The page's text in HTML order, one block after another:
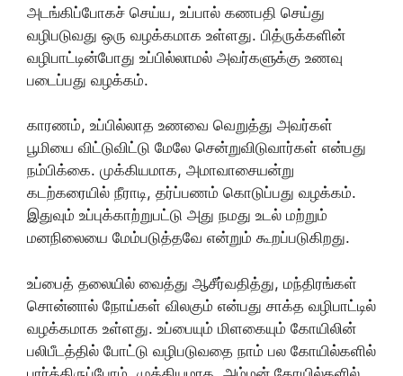
அடங்கிப்போகச் செய்ய, உப்பால் கணபதி செய்து
வழிபடுவது ஒரு வழக்கமாக உள்ளது. பித்ருக்களின்
வழிபாட்டின்போது உப்பில்லாமல் அவர்களுக்கு உணவு
படைப்பது வழக்கம்.
காரணம், உப்பில்லாத உணவை வெறுத்து அவர்கள்
பூமியை விட்டுவிட்டு மேலே சென்றுவிடுவார்கள் என்பது
நம்பிக்கை. முக்கியமாக, அமாவாசையன்று
கடற்கரையில் நீராடி, தர்ப்பணம் கொடுப்பது வழக்கம்.
இதுவும் உப்புக்காற்றுபட்டு அது நமது உடல் மற்றும்
மனநிலையை மேம்படுத்தவே என்றும் கூறப்படுகிறது.
உப்பைத் தலையில் வைத்து ஆசீர்வதித்து, மந்திரங்கள்
சொன்னால் நோய்கள் விலகும் என்பது சாக்த வழிபாட்டில்
வழக்கமாக உள்ளது. உப்பையும் மிளகையும் கோயிலின்
பலிபீடத்தில் போட்டு வழிபடுவதை நாம் பல கோயில்களில்